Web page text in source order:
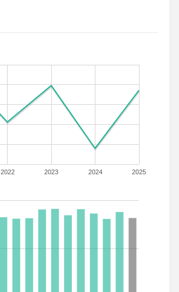
2022 2023 2024 2025